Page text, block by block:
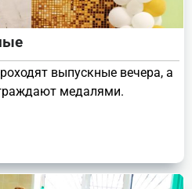
выпускные вечера, а
медалями.